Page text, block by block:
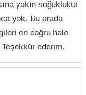
yakın soğuklukta
yok. Bu arada
en doğru hale
ederim.